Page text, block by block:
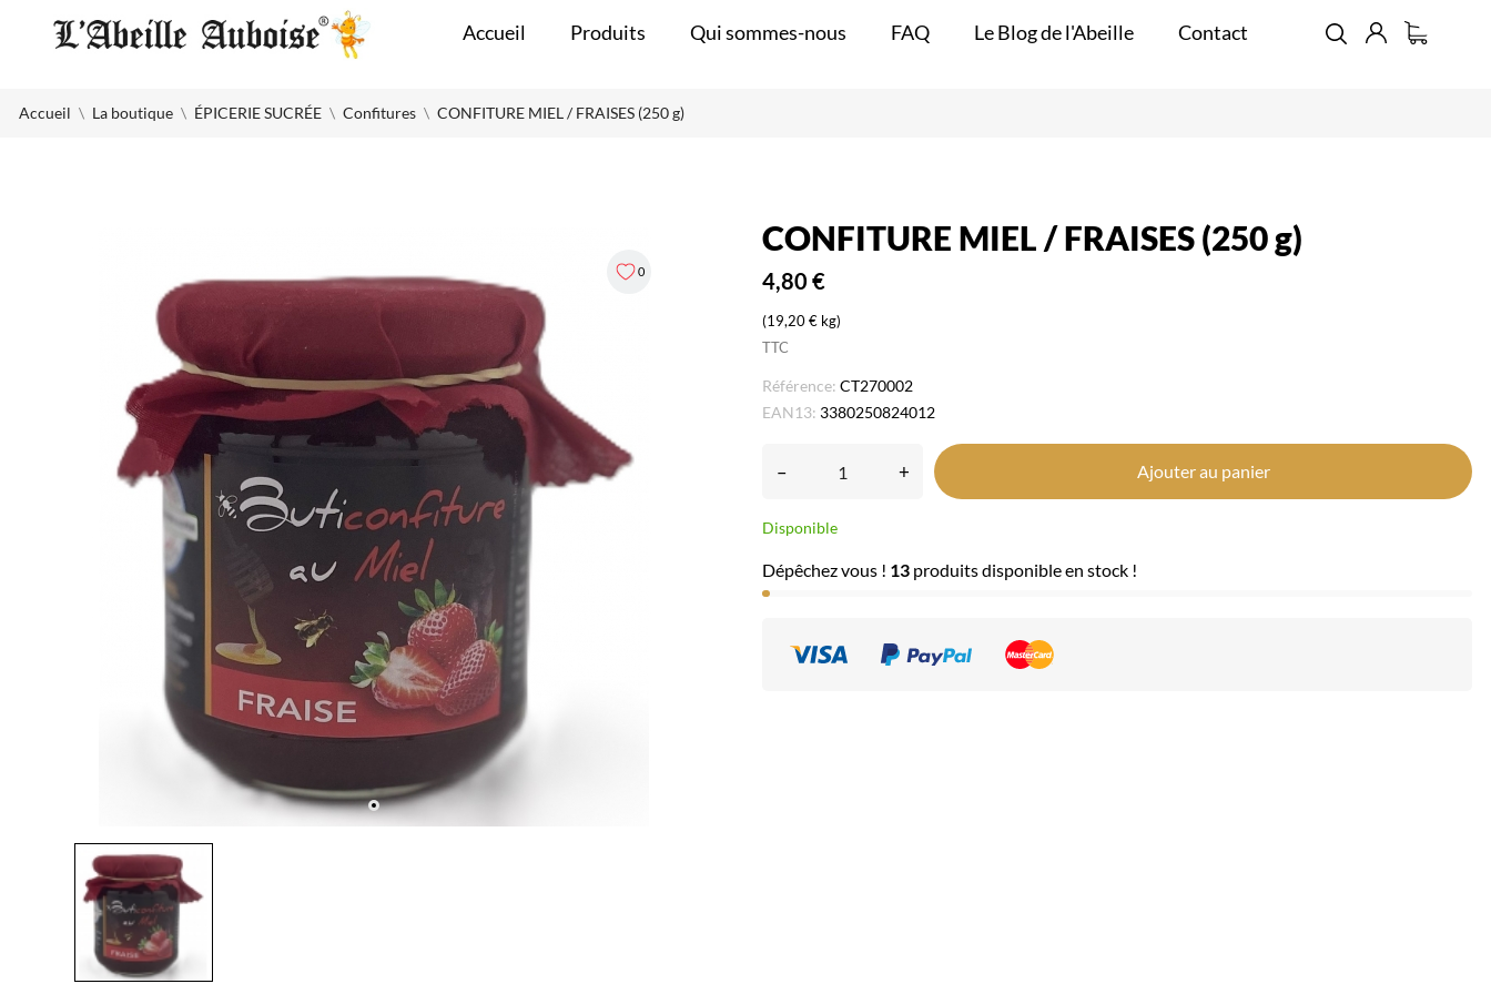
Accueil Produits Qui sommes-nous FAQ Le Blog de l'Abeille Contact
Accueil La boutique ÉPICERIE SUCRÉE Confitures CONFITURE MIEL / FRAISES (250 g)
0
CONFITURE MIEL / FRAISES (250 g)
4,80 €
(19,20 € kg)
TTC
Référence: CT270002
EAN13: 3380250824012
– + Ajouter au panier
Disponible
Dépêchez vous ! 13 produits disponible en stock !